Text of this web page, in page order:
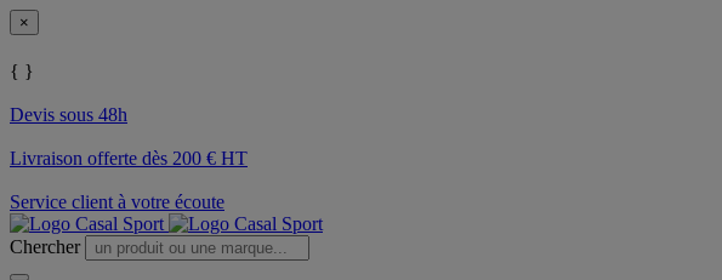
×
{ }
Devis sous 48h
Livraison offerte dès 200 € HT
Service client à votre écoute
Chercher